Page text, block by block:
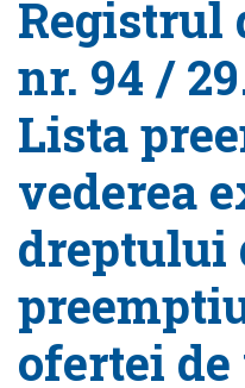
Registrul
nr. 94 /
Lista
vederea
dreptului
ofertei